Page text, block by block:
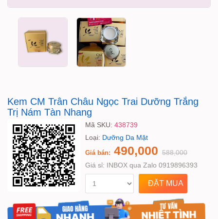
Kem CM Trân Châu Ngọc Trai Dưỡng Trắng
Trị Nám Tàn Nhang
Mã SKU: 438739
Loại: Dưỡng Da Mặt
Giá bán: 490,000 588,000
Giá sỉ: INBOX qua Zalo 0919896393